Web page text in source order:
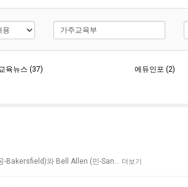
육뉴스 (37) 에듀인포 (2)
-Bakersfield)와 Bell Allen (민-San… 더보기